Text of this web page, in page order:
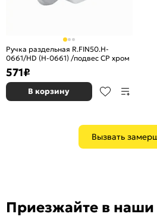
Ручка раздельная R.FIN50.H-
0661/HD (H-0661) /подвес CP хром
571₽
В корзину
Вызвать
Приезжайте в